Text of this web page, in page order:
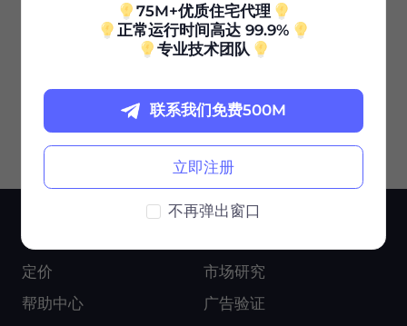
两种代理身份配置教程
服务
定价
帮助中心
市场研究
广告验证
75M+优质住宅代理
正常运行时间高达 99.9%
专业技术团队
立即注册
联系我们免费500M
不再弹出窗口